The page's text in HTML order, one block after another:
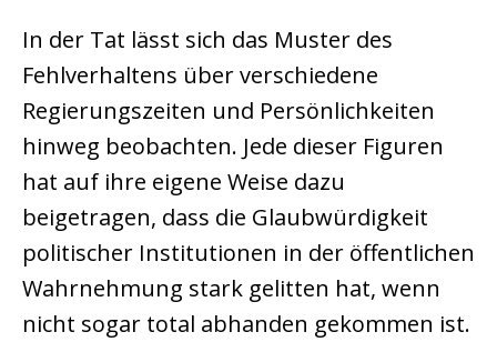
In der Tat lässt sich das Muster des
Fehlverhaltens über verschiedene
Regierungszeiten und Persönlichkeiten
hinweg beobachten. Jede dieser Figuren
hat auf ihre eigene Weise dazu
beigetragen, dass die Glaubwürdigkeit
politischer Institutionen in der öffentlichen
Wahrnehmung stark gelitten hat, wenn
nicht sogar total abhanden gekommen ist.